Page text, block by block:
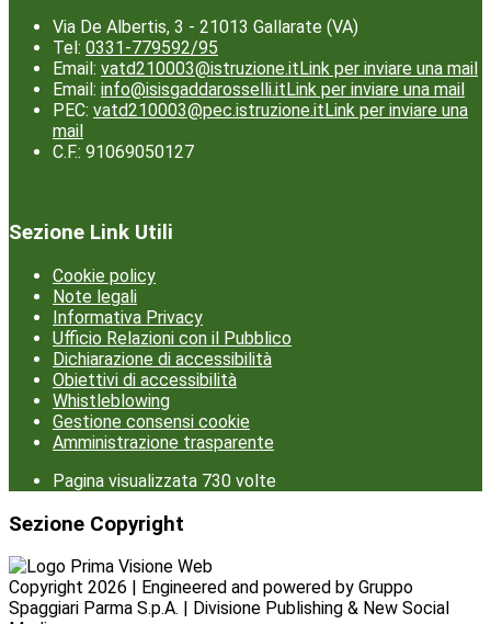
Via De Albertis, 3 - 21013 Gallarate (VA)
Tel: 0331-779592/95
Email: vatd210003@istruzione.itLink per inviare una mail
Email: info@isisgaddarosselli.itLink per inviare una mail
PEC: vatd210003@pec.istruzione.itLink per inviare una
mail
C.F.: 91069050127
Sezione Link Utili
Cookie policy
Note legali
Informativa Privacy
Ufficio Relazioni con il Pubblico
Dichiarazione di accessibilità
Obiettivi di accessibilità
Whistleblowing
Gestione consensi cookie
Amministrazione trasparente
Pagina visualizzata 730 volte
Sezione Copyright
Copyright 2026 | Engineered and powered by Gruppo
Spaggiari Parma S.p.A. | Divisione Publishing & New Social